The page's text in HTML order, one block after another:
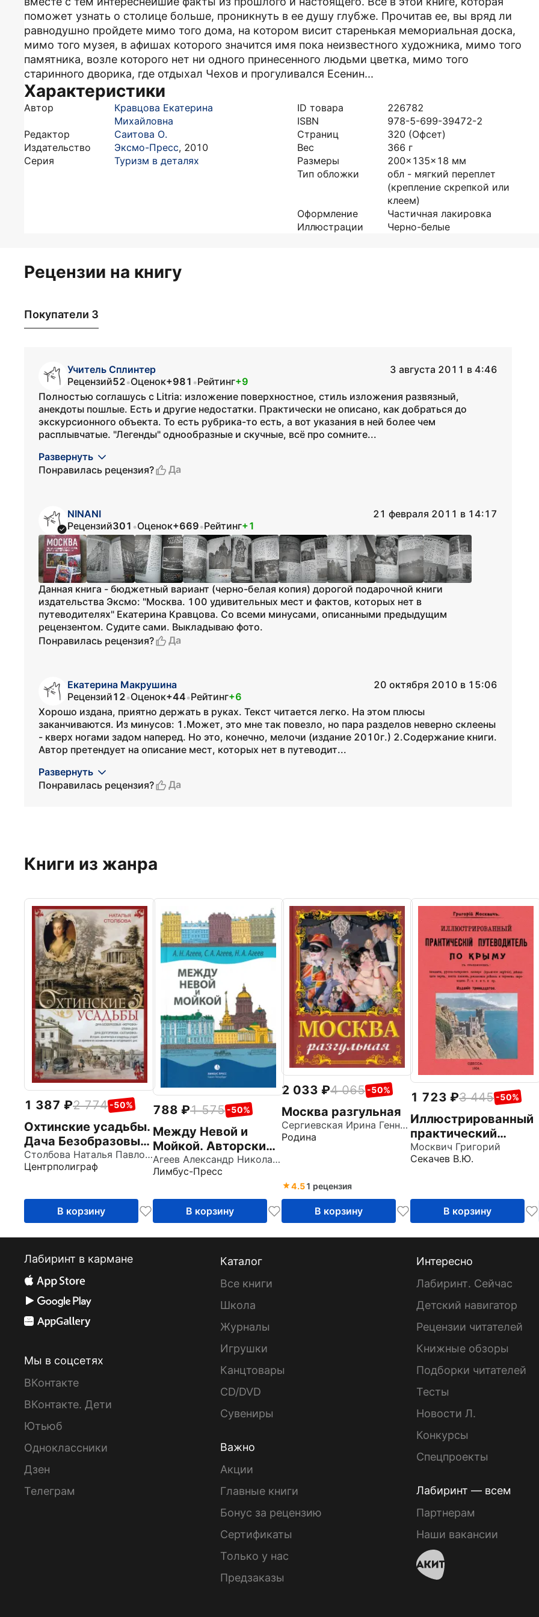
поможет узнать о столице больше, проникнуть в ее душу глубже. Прочитав ее, вы вряд ли
равнодушно пройдете мимо того дома, на котором висит старенькая мемориальная доска,
мимо того музея, в афишах которого значится имя пока неизвестного художника, мимо того
памятника, возле которого нет ни одного принесенного людьми цветка, мимо того
старинного дворика, где отдыхал Чехов и прогуливался Есенин...
Характеристики
Автор
Кравцова Екатерина
Михайловна
Редактор
Саитова О.
Издательство
Эксмо-Пресс, 2010
Серия
Туризм в деталях
ID товара
226782
ISBN
978-5-699-39472-2
Страниц
320 (Офсет)
Вес
366 г
Размеры
200x135x18 мм
Тип обложки
обл - мягкий переплет
(крепление скрепкой или
клеем)
Оформление
Частичная лакировка
Иллюстрации
Черно-белые
Рецензии на книгу
Покупатели 3
Учитель Сплинтер
3 августа 2011 в 4:46
Рецензий52•Оценок+981 •Рейтинг+9
Полностью соглашусь с Litria: изложение поверхностное, стиль изложения развязный,
анекдоты пошлые. Есть и другие недостатки. Практически не описано, как добраться до
экскурсионного объекта. То есть рубрика-то есть, а вот указания в ней более чем
расплывчатые. "Легенды" однообразные и скучные, всё про сомните...
Развернуть
Понравилась рецензия?
Да
NINANI
21 февраля 2011 в 14:17
Рецензий301 •Оценок+669•Рейтинг+1
Данная книга - бюджетный вариант (черно-белая копия) дорогой подарочной книги
издательства Эксмо: "Москва. 100 удивительных мест и фактов, которых нет в
путеводителях" Екатерина Кравцова. Со всеми минусами, описанными предыдущим
рецензентом. Судите сами. Выкладываю фото.
Понравилась рецензия?
Да
Екатерина Макрушина
20 октября 2010 в 15:06
Рецензий12•Оценок+44•Рейтинг+6
Хорошо издана, приятно держать в руках. Текст читается легко. На этом плюсы
заканчиваются. Из минусов: 1.Может, это мне так повезло, но пара разделов неверно склеены
- кверх ногами задом наперед. Но это, конечно, мелочи (издание 2010г.) 2.Содержание книги.
Автор претендует на описание мест, которых нет в путеводит...
Развернуть
Понравилась рецензия?
Да
Книги из жанра
1 387 2 774 -50%
Охтинские усадьбы.
Дача Безобразовых
Жерновка
Столбова Наталья Павловна
Центрполиграф
В корзину
788 1 575 -50%
Между Невой и
Мойкой. Авторский
путеводитель
Агеев Александр Николаевич
Лимбус-Пресс
В корзину
2 033 4 065 -50%
Москва разгульная
Сергиевская Ирина Геннадьевна
Родина
4.51 рецензия
В корзину
1 723 3 445 -50%
Иллюстрированный
практический
путеводитель по
Крыму
Москвич Григорий
Секачев В.Ю.
В корзину
Лабиринт в кармане
Мы в соцсетях
ВКонтакте
ВКонтакте. Дети
Ютьюб
Одноклассники
Дзен
Телеграм
Каталог
Все книги
Школа
Журналы
Игрушки
Канцтовары
CD/DVD
Сувениры
Важно
Акции
Главные книги
Бонус за рецензию
Сертификаты
Только у нас
Предзаказы
Интересно
Лабиринт. Сейчас
Детский навигатор
Рецензии читателей
Книжные обзоры
Подборки читателей
Тесты
Новости Л.
Конкурсы
Спецпроекты
Лабиринт — всем
Партнерам
Наши вакансии